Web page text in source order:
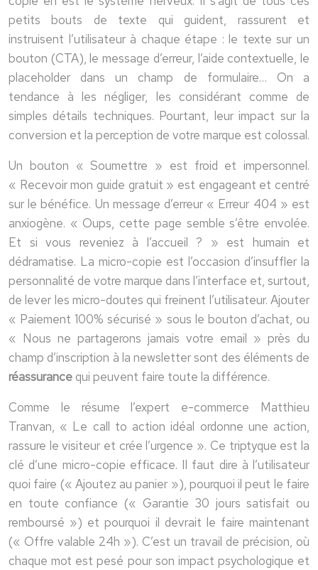
petits bouts de texte qui guident, rassurent et
instruisent l’utilisateur à chaque étape : le texte sur un
bouton (CTA), le message d’erreur, l’aide contextuelle, le
placeholder dans un champ de formulaire… On a
tendance à les négliger, les considérant comme de
simples détails techniques. Pourtant, leur impact sur la
conversion et la perception de votre marque est colossal.
Un bouton « Soumettre » est froid et impersonnel.
« Recevoir mon guide gratuit » est engageant et centré
sur le bénéfice. Un message d’erreur « Erreur 404 » est
anxiogène. « Oups, cette page semble s’être envolée.
Et si vous reveniez à l’accueil ? » est humain et
dédramatise. La micro-copie est l’occasion d’insuffler la
personnalité de votre marque dans l’interface et, surtout,
de lever les micro-doutes qui freinent l’utilisateur. Ajouter
« Paiement 100% sécurisé » sous le bouton d’achat, ou
« Nous ne partagerons jamais votre email » près du
champ d’inscription à la newsletter sont des éléments de
réassurance qui peuvent faire toute la différence.
Comme le résume l’expert e-commerce Matthieu
Tranvan, « Le call to action idéal ordonne une action,
rassure le visiteur et crée l’urgence ». Ce triptyque est la
clé d’une micro-copie efficace. Il faut dire à l’utilisateur
quoi faire (« Ajoutez au panier »), pourquoi il peut le faire
en toute confiance (« Garantie 30 jours satisfait ou
remboursé ») et pourquoi il devrait le faire maintenant
(« Offre valable 24h »). C’est un travail de précision, où
chaque mot est pesé pour son impact psychologique et